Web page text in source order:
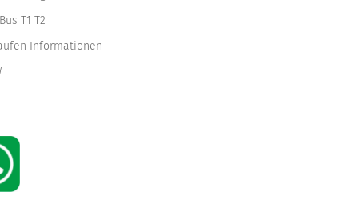
T1 T2
Informationen